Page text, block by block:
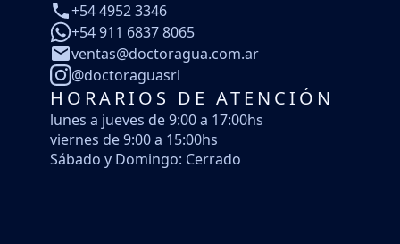
+54 4952 3346
+54 911 6837 8065
ventas@doctoragua.com.ar
@doctoraguasrl
HORARIOS DE ATENCIÓN
lunes a jueves de 9:00 a 17:00hs
viernes de 9:00 a 15:00hs
Sábado y Domingo: Cerrado